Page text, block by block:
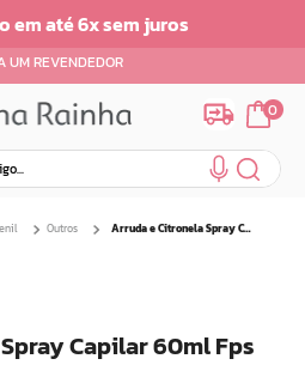
em até 6x sem juros
UM REVENDEDOR
0
código...
Outros Arruda e Citronela Spray Capilar 60ml Fps
Capilar 60ml Fps